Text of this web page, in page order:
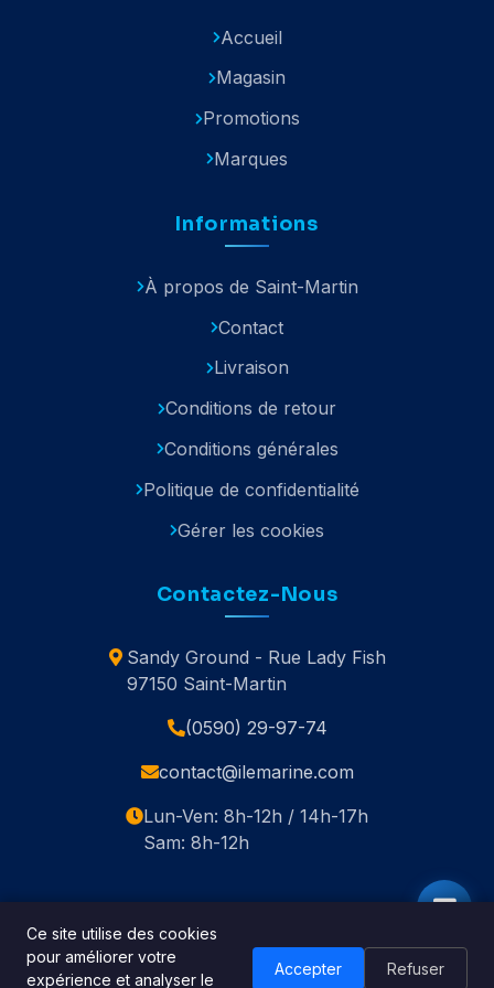
Accueil
Magasin
Promotions
Marques
Informations
À propos de Saint-Martin
Contact
Livraison
Conditions de retour
Conditions générales
Politique de confidentialité
Gérer les cookies
Contactez-Nous
Sandy Ground - Rue Lady Fish
97150 Saint-Martin
(0590) 29-97-74
contact@ilemarine.com
Lun-Ven: 8h-12h / 14h-17h
Sam: 8h-12h
© 2020-2026 Île Marine. Tous droits réservés.
Ce site utilise des cookies
pour améliorer votre
expérience et analyser le
Accepter Refuser